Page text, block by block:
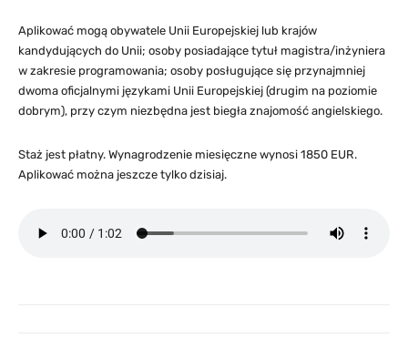
Aplikować mogą obywatele Unii Europejskiej lub krajów
kandydujących do Unii; osoby posiadające tytuł magistra/inżyniera
w zakresie programowania; osoby posługujące się przynajmniej
dwoma oficjalnymi językami Unii Europejskiej (drugim na poziomie
dobrym), przy czym niezbędna jest biegła znajomość angielskiego.
Staż jest płatny. Wynagrodzenie miesięczne wynosi 1850 EUR.
Aplikować można jeszcze tylko dzisiaj.